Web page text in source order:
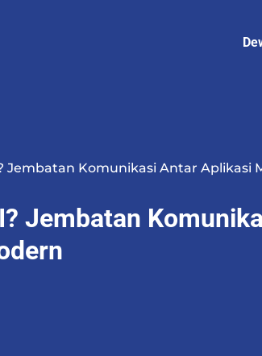
Jembatan Komunikasi Antar Aplikasi
Jembatan